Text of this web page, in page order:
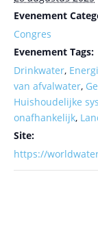
Evenement
Congres
Evenement Tags:
Drinkwater,
van afvalwater,
Huishoudelijke
onafhankelijk,
Site:
https://